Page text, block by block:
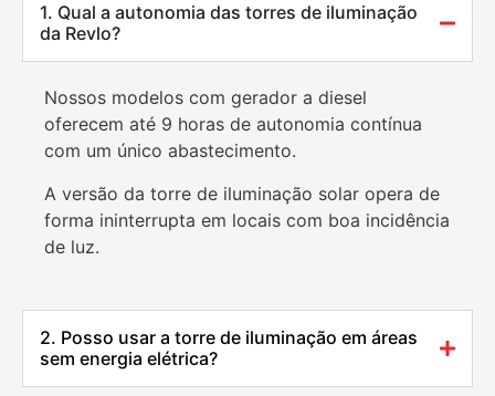
1. Qual a autonomia das torres de iluminação
da Revlo?
Nossos modelos com gerador a diesel
oferecem até 9 horas de autonomia contínua
com um único abastecimento.
A versão da torre de iluminação solar opera de
forma ininterrupta em locais com boa incidência
de luz.
2. Posso usar a torre de iluminação em áreas
sem energia elétrica?